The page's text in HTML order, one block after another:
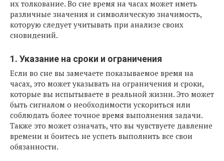
их толкование. Во сне время на часах может иметь
различные значения и символическую значимость,
которую следует учитывать при анализе своих
сновидений.
1. Указание на сроки и ограничения
Если во сне вы замечаете показываемое время на
часах, это может указывать на ограничения и сроки,
которые вы испытываете в реальной жизни. Это может
быть сигналом о необходимости ускориться или
соблюдать более точное время выполнения задачи.
Также это может означать, что вы чувствуете давление
времени и боитесь не успеть выполнить все свои
обязанности.